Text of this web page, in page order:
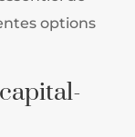
options